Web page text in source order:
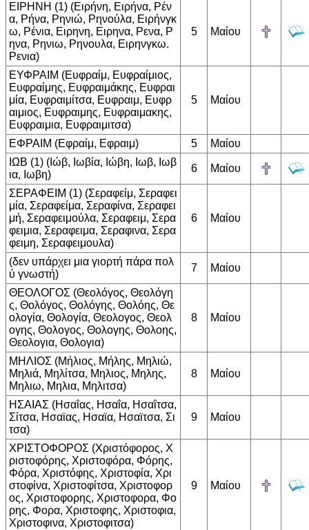
ΕΙΡΗΝΗ (1) (Ειρήνη, Ειρήνα, Ρέν
α, Ρήνα, Ρηνιώ, Ρηνούλα, Ειρήνγκ
ω, Ρένια, Ειρηνη, Ειρηνα, Ρενα, Ρ
ηνα, Ρηνιω, Ρηνουλα, Ειρηνγκω.
Ρενια)
5 Μαίου
ΕΥΦΡΑΙΜ (Ευφραίμ, Ευφραίμιος,
Ευφραίμης, Ευφραιμάκης, Ευφραι
μία, Ευφραιμίτσα, Ευφραιμ, Ευφρ
αιμιος, Ευφραιμης, Ευφραιμακης,
Ευφραιμια, Ευφραιμιτσα)
5 Μαίου
ΕΦΡΑΙΜ (Εφραίμ, Εφραιμ) 5
Μαίου
ΙΩΒ (1) (Ιώβ, Ιωβία, Ιώβη, Ιωβ, Ιωβ
ια, Ιωβη)
6 Μαίου
ΣΕΡΑΦΕΙΜ (1) (Σεραφείμ, Σεραφει
μία, Σεραφείμα, Σεραφίνα, Σεραφει
μή, Σεραφειμούλα, Σεραφειμ, Σερα
φειμια, Σεραφειμα, Σεραφινα, Σερα
φειμη, Σεραφειμουλα)
6 Μαίου
(δεν υπάρχει μια γιορτή πάρα πολ
ύ γνωστή)
7 Μαίου
ΘΕΟΛΟΓΟΣ (Θεολόγος, Θεολόγη
ς, Θολόγος, Θολόγης, Θολόης, Θε
ολογία, Θολογία, Θεολογος, Θεολ
ογης, Θολογος, Θολογης, Θολοης,
Θεολογια, Θολογια)
8 Μαίου
ΜΗΛΙΟΣ (Μήλιος, Μήλης, Μηλιώ,
Μηλιά, Μηλίτσα, Μηλιος, Μηλης,
Μηλιω, Μηλια, Μηλιτσα)
8 Μαίου
ΗΣΑΙΑΣ (Ησαΐας, Ησαΐα, Ησαΐτσα,
Σίτσα, Ησαϊας, Ησαϊα, Ησαϊτσα, Σι
τσα)
9 Μαίου
ΧΡΙΣΤΟΦΟΡΟΣ (Χριστόφορος, Χ
ριστοφόρης, Χριστοφόρα, Φόρης,
Φόρα, Χριστόφης, Χριστοφία, Χρι
στοφίνα, Χριστοφίτσα, Χριστοφορ
ος, Χριστοφορης, Χριστοφορα, Φο
ρης, Φορα, Χριστοφης, Χριστοφια,
Χριστοφινα, Χριστοφιτσα)
9 Μαίου